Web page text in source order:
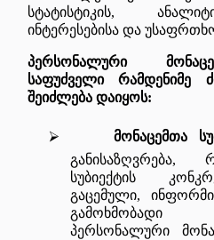
სტატისტიკის,
ინტერესებისა და
პერსონალური
საფუძველი რამდენიმე
შეიძლება დაიყოს:
⮚ მონაცემთა
განისაზღვრება,
სუბიექტის
გაცემული,
გამოხმობადი
პერსონალური